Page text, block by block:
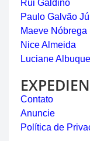
Rui Galdino
Paulo Galvão
Maeve Nóbrega
Nice Almeida
Luciane
Contato
Anuncie
Política de